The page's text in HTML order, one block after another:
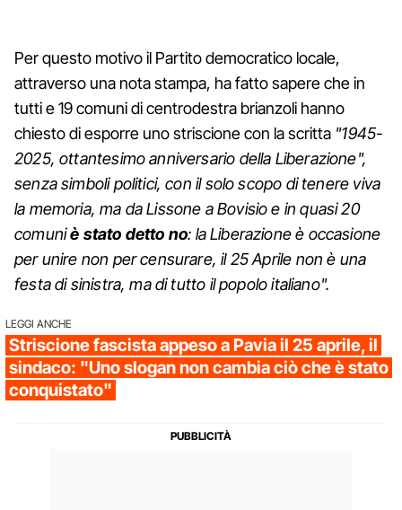
Per questo motivo il Partito democratico locale,
attraverso una nota stampa, ha fatto sapere che in
tutti e 19 comuni di centrodestra brianzoli hanno
chiesto di esporre uno striscione con la scritta "1945-
2025, ottantesimo anniversario della Liberazione",
senza simboli politici, con il solo scopo di tenere viva
la memoria, ma da Lissone a Bovisio e in quasi 20
comuniè stato detto no: la Liberazione è occasione
per unire non per censurare, il 25 Aprile non è una
festa di sinistra, ma di tutto il popolo italiano".
LEGGI ANCHE
Striscione fascista appeso a Pavia il 25 aprile, il
sindaco: "Uno slogan non cambia ciò che è stato
conquistato"